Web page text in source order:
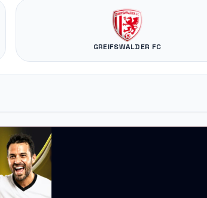
GREIFSWALDER FC